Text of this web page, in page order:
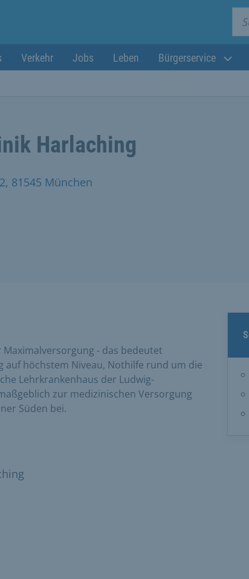
Verkehr Jobs Leben Bürgerservice
Harlaching
81545 München
- das bedeutet
auf höchstem Niveau, Nothilfe rund um die
Lehrkrankenhaus der Ludwig-
zur medizinischen Versorgung
Süden bei.